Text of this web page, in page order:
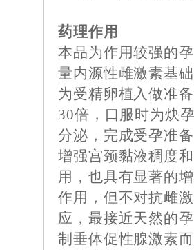
药理作用
本品为作用较强的
量内源性雌激素基
为受精卵植入做准
30倍，口服时为炔
分泌，完成受孕准
增强宫颈黏液稠度
用，也具有显著的
作用，但不对抗雌
应，最接近天然的
制垂体促性腺激素